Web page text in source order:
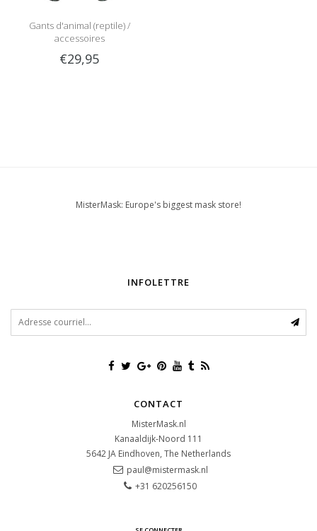
Gants d'animal (reptile) /
accessoires
€29,95
MisterMask: Europe's biggest mask store!
INFOLETTRE
CONTACT
MisterMask.nl
Kanaaldijk-Noord 111
5642 JA Eindhoven, The Netherlands
paul@mistermask.nl
+31 620256150